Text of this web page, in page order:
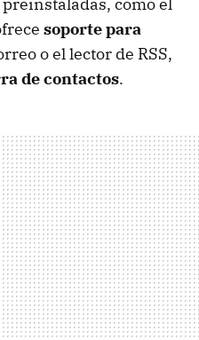
soporte para
o el lector de RSS,
de contactos.